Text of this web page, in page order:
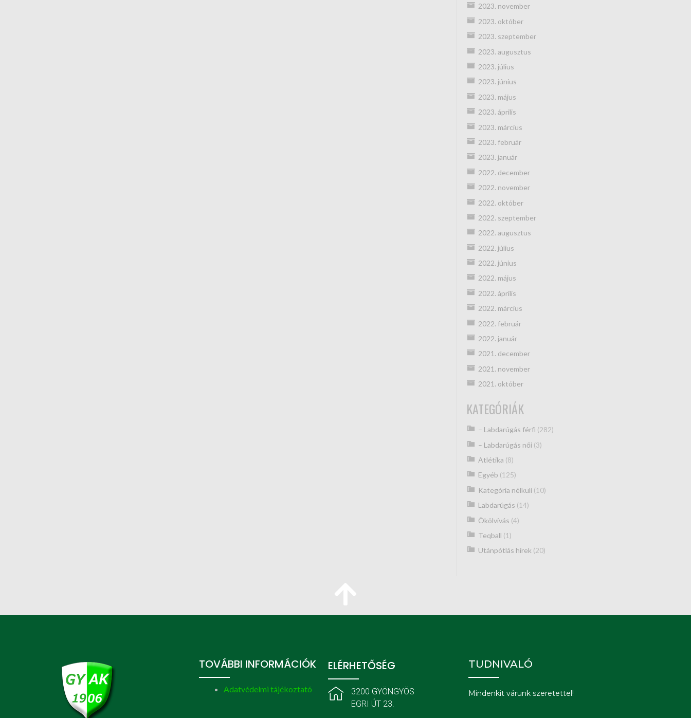
2023. november
2023. október
2023. szeptember
2023. augusztus
2023. július
2023. június
2023. május
2023. április
2023. március
2023. február
2023. január
2022. december
2022. november
2022. október
2022. szeptember
2022. augusztus
2022. július
2022. június
2022. május
2022. április
2022. március
2022. február
2022. január
2021. december
2021. november
2021. október
KATEGÓRIÁK
– Labdarúgás férfi (282)
– Labdarúgás női(3)
Atlétika (8)
Egyéb (125)
Kategória nélküli(10)
Labdarúgás (14)
Ökölvívás (4)
Teqball (1)
Utánpótlás hírek (20)
TOVÁBBI INFORMÁCIÓK
Adatvédelmi tájékoztató
ELÉRHETŐSÉG
3200 GYÖNGYÖS
EGRI ÚT 23.
TUDNIVALÓ
Mindenkit várunk szeretettel!